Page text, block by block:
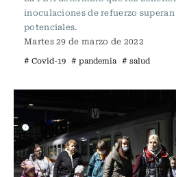
inoculaciones de refuerzo
potenciales.
Martes 29 de marzo de 2022
# Covid-19 # pandemia # salud